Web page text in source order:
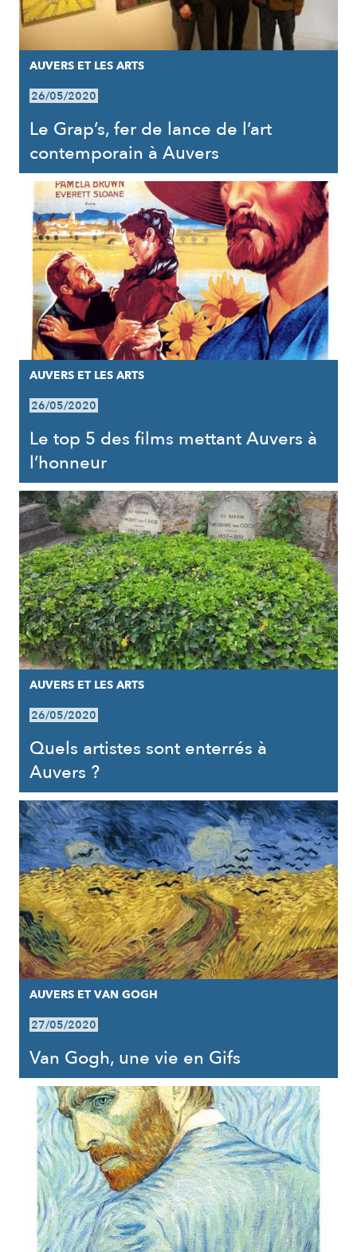
AUVERS ET LES ARTS
26/05/2020
Le Grap’s, fer de lance de l’art
contemporain à Auvers
AUVERS ET LES ARTS
26/05/2020
Le top 5 des films mettant Auvers à
l’honneur
AUVERS ET LES ARTS
26/05/2020
Quels artistes sont enterrés à
Auvers ?
AUVERS ET VAN GOGH
27/05/2020
Van Gogh, une vie en Gifs